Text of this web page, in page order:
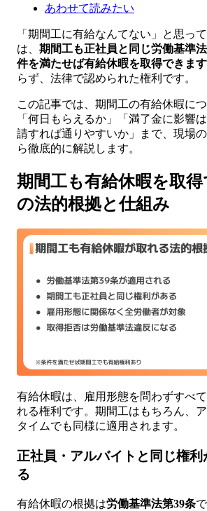
あわせて読みたい
「期間工に有給なんてない」と思っ
は、 期間工も正社員と同じ労働基準
件を満たせば有給休暇を取得できます
らず、法律で認められた権利です。
この記事では、期間工の有給休暇に
「何日もらえるか」「満了金に影響
請すれば通りやすいか」まで、現場
ら徹底的に解説します。
期間工も有給休暇を取
の法的根拠と仕組み
有給休暇は、雇用形態を問わずすべ
れる権利です。期間工はもちろん、
タイムでも同様に適用されます。
正社員・アルバイトと同じ権
る
有給休暇の根拠は労働基準法第39条